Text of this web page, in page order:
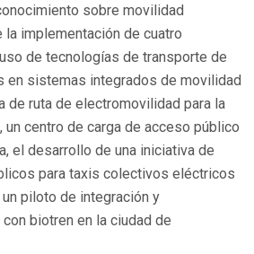
sobre movilidad
implementación de cuatro
de tecnologías de transporte de
en sistemas integrados de movilidad
de ruta de electromovilidad para la
centro de carga de acceso público
el desarrollo de una iniciativa de
para taxis colectivos eléctricos
piloto de integración y
biotren en la ciudad de